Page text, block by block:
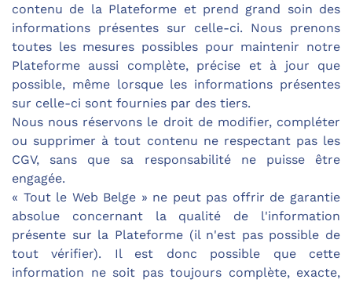
contenu de la Plateforme et prend grand soin des
informations présentes sur celle-ci. Nous prenons
toutes les mesures possibles pour maintenir notre
Plateforme aussi complète, précise et à jour que
possible, même lorsque les informations présentes
sur celle-ci sont fournies par des tiers.
Nous nous réservons le droit de modifier, compléter
ou supprimer à tout contenu ne respectant pas les
CGV, sans que sa responsabilité ne puisse être
engagée.
« Tout le Web Belge » ne peut pas offrir de garantie
absolue concernant la qualité de l'information
présente sur la Plateforme (il n'est pas possible de
tout vérifier). Il est donc possible que cette
information ne soit pas toujours complète, exacte,